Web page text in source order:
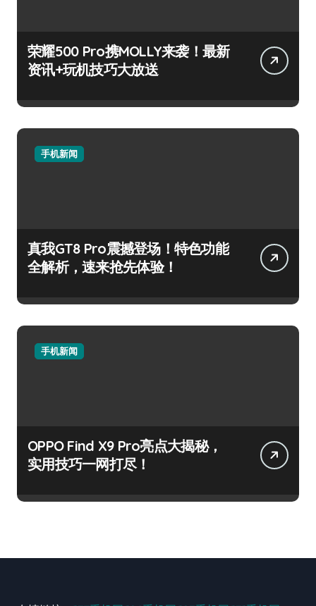
荣耀500 Pro携MOLLY来袭！最新
资讯+玩机技巧大放送
手机新闻
真我GT8 Pro震撼登场！特色功能
全解析，速来抢先体验！
手机新闻
OPPO Find X9 Pro亮点大揭秘，
实用技巧一网打尽！